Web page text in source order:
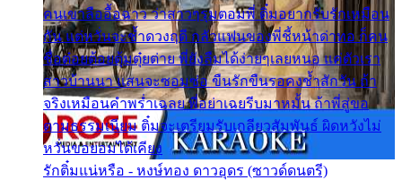
คนเขาลืออื้อฉาว ว่าสาวๆรุมตอมพี่ ติ๋มอยากรับรักเหมือน
กัน แต่หวั่นจะช้ำดวงฤดี กลัวแฟนของพี่ชี้หน้าด่าทอ ก็คน
ชื่อต๋อยต้อยตุ้มตุ๋ยต่าย พี่ยังลืมได้ง่ายๆเลยหนอ แค่ตัวเรา
สาวบ้านนา แสนจะซอมซ่อ ขืนรักขืนรอคงช้ำสักวัน ถ้า
จริงเหมือนคำพร่ำเฉลย พี่อย่าเฉยรีบมาหมั้น ถ้าพี่สู่ขอ
ตามธรรมเนียม ติ๋มจะเตรียมรับเกลียวสัมพันธ์ ผิดหวังไม่
หวั่นขอยอมได้เคียง
รักติ๋มแน่หรือ - หงษ์ทอง ดาวอุดร (ซาวด์ดนตรี)